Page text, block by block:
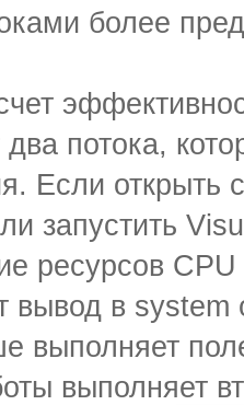
более
потока,
Если открыть
запустить
ресурсов
вывод в
выполняет
выполняет